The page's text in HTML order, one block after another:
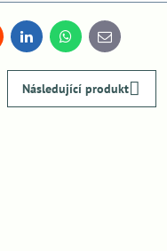
LinkedInWhatsApp
E-
mail
Následující produkt